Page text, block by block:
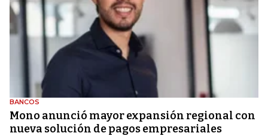
BANCOS
Mono anunció mayor expansión regional con
nueva solución de pagos empresariales